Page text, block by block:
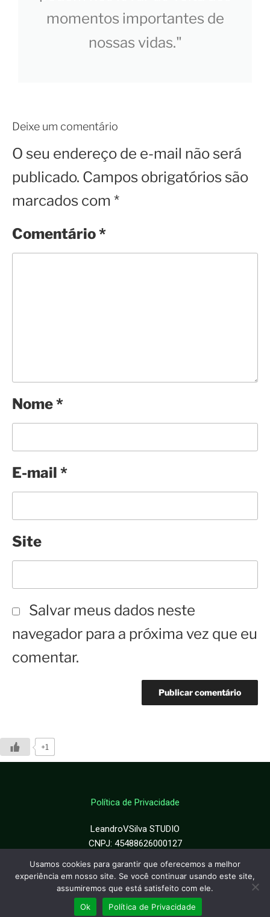
momentos importantes de
nossas vidas."
Deixe um comentário
O seu endereço de e-mail não será
publicado. Campos obrigatórios são
marcados com *
Comentário*
Nome*
E-mail *
Site
Salvar meus dados neste
navegador para a próxima vez que eu
comentar.
+1
Política de Privacidade
LeandroVSilva STUDIO
CNPJ: 45488626000127
©LeandroVSilva® 2018-2026
Todos os direitos reservados
Usamos cookies para garantir que oferecemos a melhor
experiência em nosso site. Se você continuar usando este site,
assumiremos que está satisfeito com ele.
Ok
Política de Privacidade